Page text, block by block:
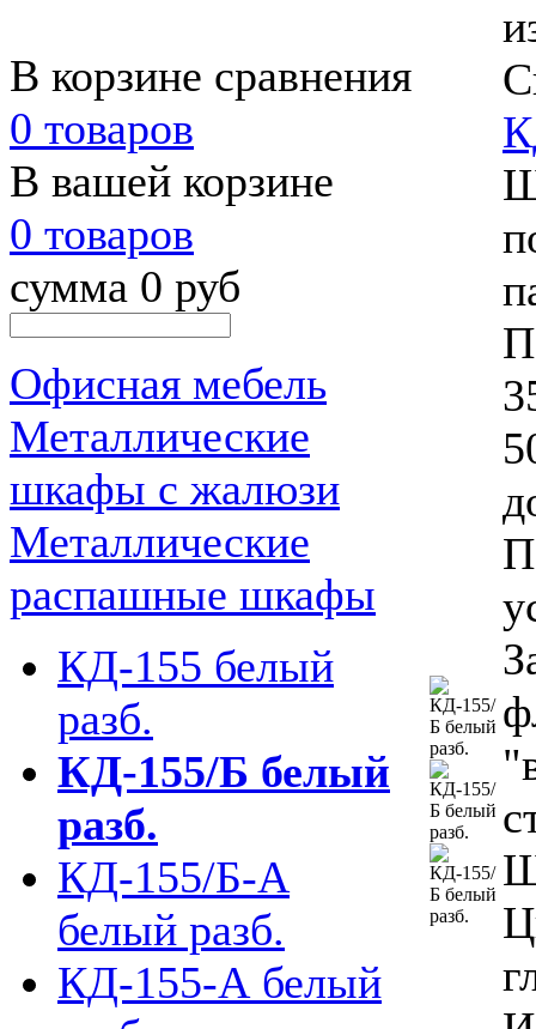
В корзине сравнения
0 товаров
В вашей корзине
0 товаров
сумма 0 руб
Офисная мебель
Металлические
шкафы с жалюзи
Металлические
распашные шкафы
КД-155 белый
разб.
КД-155/Б белый
разб.
КД-155/Б-А
белый разб.
КД-155-А белый